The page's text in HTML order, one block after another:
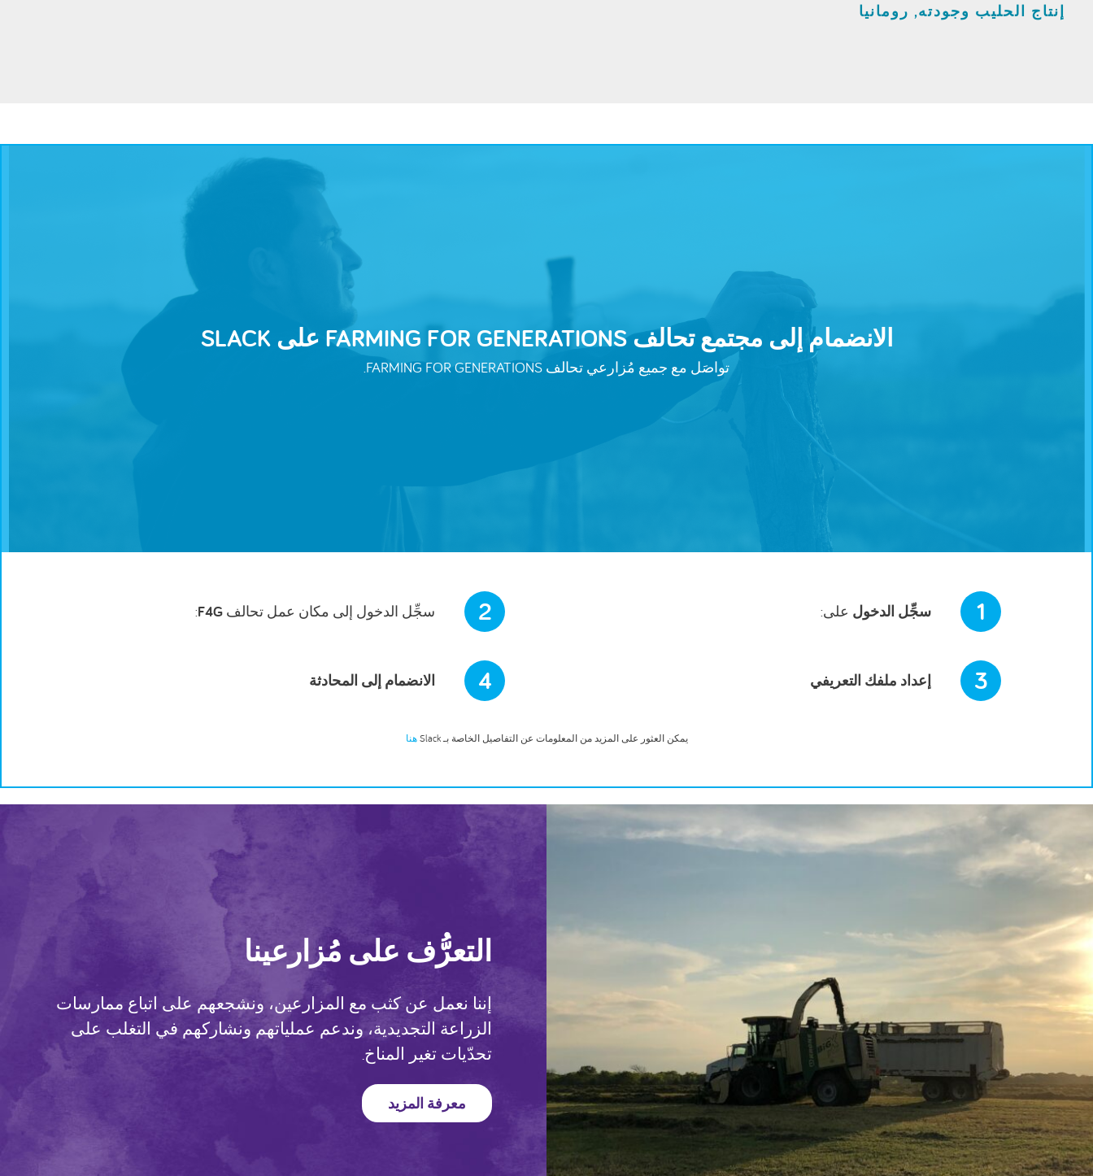
إنتاج الحليب وجودته, رومانيا
الانضمام إلى مجتمع تحالف FARMING FOR GENERATIONS على SLACK
تواصَل مع جميع مُزارعي تحالف FARMING FOR GENERATIONS.
1 سجِّل الدخول على: 2 سجِّل الدخول إلى مكان عمل تحالف F4G
:
3 إعداد ملفك التعريفي 4 الانضمام إلى المحادثة
يمكن العثور على المزيد من المعلومات عن التفاصيل الخاصة بـ Slack هنا
التعرُّف على مُزارعينا
إننا نعمل عن كثب مع المزارعين، ونشجعهم على اتباع ممارسات
الزراعة التجديدية، وندعم عملياتهم ونشاركهم في التغلب على
تحدّيات تغير المناخ.
معرفة المزيد